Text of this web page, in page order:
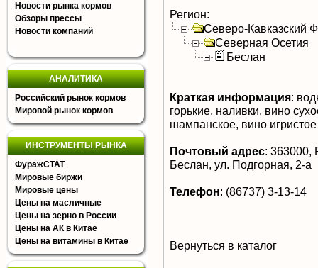
Новости рынка кормов
Обзоры прессы
Новости компаний
АНАЛИТИКА
Российский рынок кормов
Мировой рынок кормов
ИНСТРУМЕНТЫ РЫНКА
ФуражСТАТ
Мировые биржи
Мировые цены
Цены на масличные
Цены на зерно в России
Цены на АК в Китае
Цены на витамины в Китае
Регион:
Северо-Кавказский
Северная Осетия
Беслан
Краткая информация:
горькие, наливки, вино
шампанское, вино игристое
Почтовый адрес: 363000,
Беслан, ул. Подгорная, 2-а
Телефон: (86737) 3-13-14
Вернуться в каталог